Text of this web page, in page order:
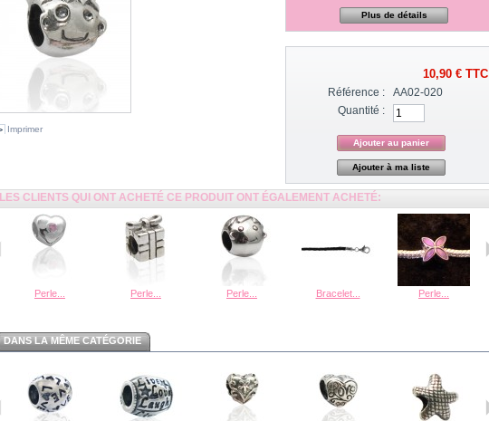
Imprimer
Plus de détails
10,90 €TTC
Référence :
AA02-020
Quantité :
Ajouter à ma liste
LES CLIENTS QUI ONT ACHETÉ CE PRODUIT ONT ÉGALEMENT ACHETÉ:
Perle... Perle... Perle... Bracelet... Perle...
DANS LA MÊME CATÉGORIE